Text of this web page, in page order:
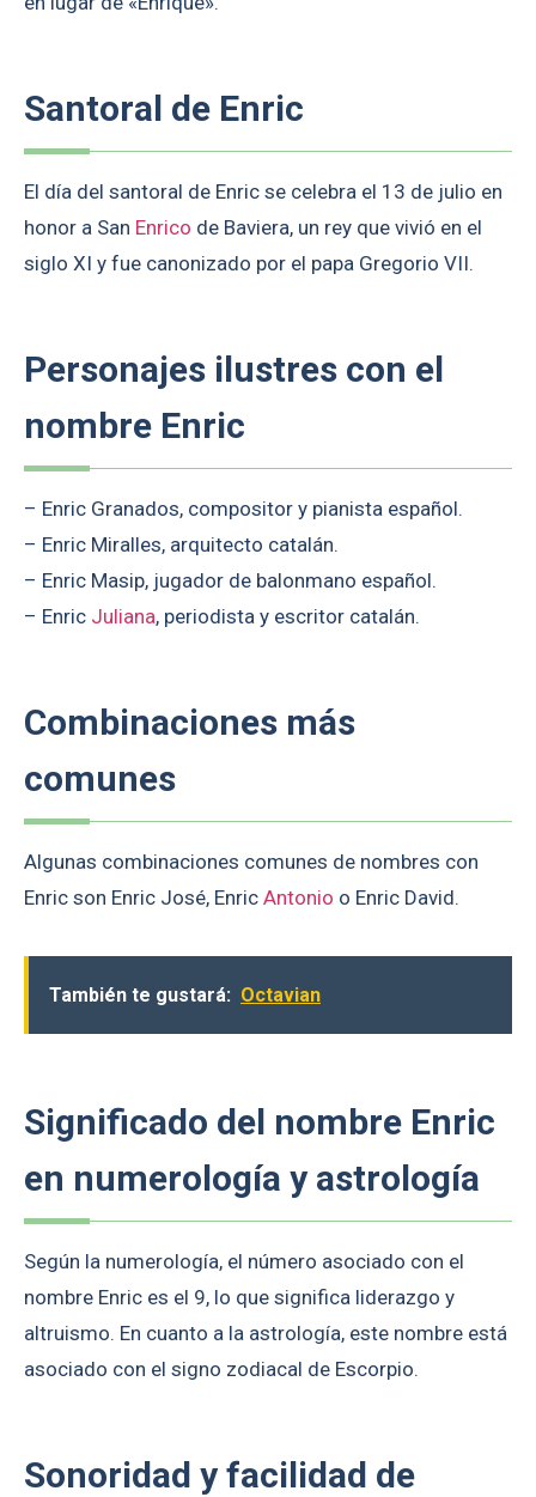
Santoral de Enric
El día del santoral de Enric se celebra el 13 de julio en
honor a San Enrico de Baviera, un rey que vivió en el
siglo XI y fue canonizado por el papa Gregorio VII.
Personajes ilustres con el
nombre Enric
– Enric Granados, compositor y pianista español.
– Enric Miralles, arquitecto catalán.
– Enric Masip, jugador de balonmano español.
– Enric Juliana, periodista y escritor catalán.
Combinaciones más
comunes
Algunas combinaciones comunes de nombres con
Enric son Enric José, Enric Antonio o Enric David.
También te gustará: Octavian
Significado del nombre Enric
en numerología y astrología
Según la numerología, el número asociado con el
nombre Enric es el 9, lo que significa liderazgo y
altruismo. En cuanto a la astrología, este nombre está
asociado con el signo zodiacal de Escorpio.
Sonoridad y facilidad de